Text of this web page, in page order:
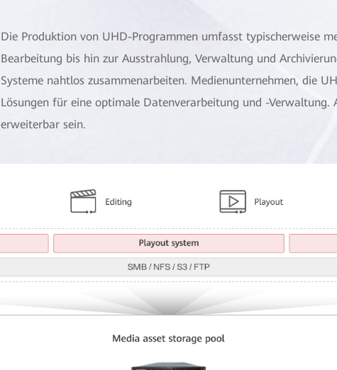
Die Produktion von UHD-Programmen umfasst typischerweise
Bearbeitung bis hin zur Ausstrahlung, Verwaltung und
Systeme nahtlos zusammenarbeiten. Medienunternehmen, die
Lösungen für eine optimale Datenverarbeitung und -Verwaltung.
erweiterbar sein.